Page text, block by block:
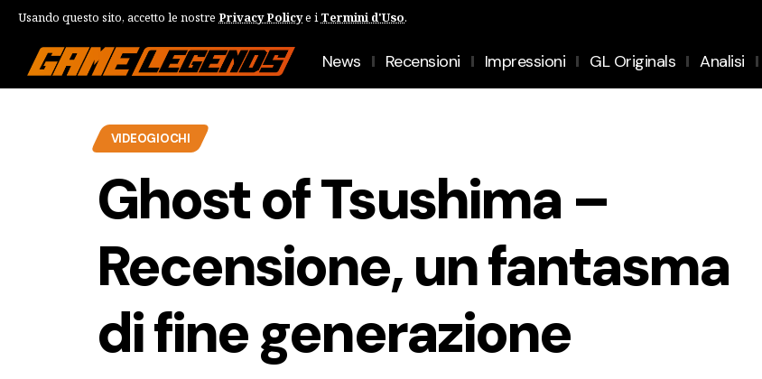
Usando questo sito, accetto le nostre Privacy Policye i Termini d'Uso.
News Recensioni Impressioni GL Originals Analisi
VIDEOGIOCHI
Ghost of Tsushima –
Recensione, un fantasma
di fine generazione